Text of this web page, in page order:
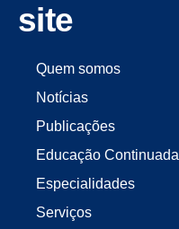
site
Quem somos
Notícias
Publicações
Educação Continuada
Especialidades
Serviços